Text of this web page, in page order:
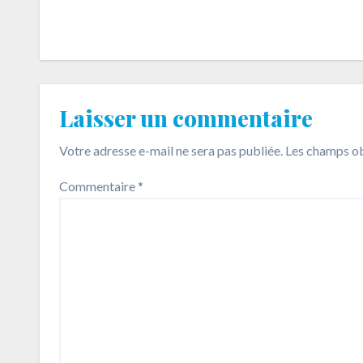
Laisser un commentaire
Votre adresse e-mail ne sera pas publiée. Les champs
Commentaire*